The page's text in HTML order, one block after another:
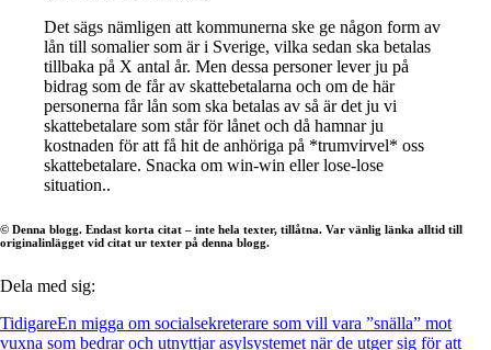
Det sägs nämligen att kommunerna ske ge någon form av
lån till somalier som är i Sverige, vilka sedan ska betalas
tillbaka på X antal år. Men dessa personer lever ju på
bidrag som de får av skattebetalarna och om de här
personerna får lån som ska betalas av så är det ju vi
skattebetalare som står för lånet och då hamnar ju
kostnaden för att få hit de anhöriga på *trumvirvel* oss
skattebetalare. Snacka om win-win eller lose-lose
situation..
© Denna blogg. Endast korta citat – inte hela texter, tillåtna. Var vänlig länka alltid till
originalinlägget vid citat ur texter på denna blogg.
Dela med sig:
TidigareEn migga om socialsekreterare som vill vara ”snälla” mot
vuxna som bedrar och utnyttjar asylsystemet när de utger sig för att